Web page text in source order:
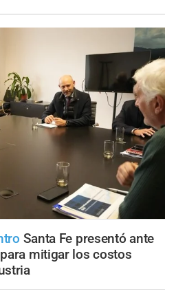
Santa Fe presentó ante
mitigar los costos